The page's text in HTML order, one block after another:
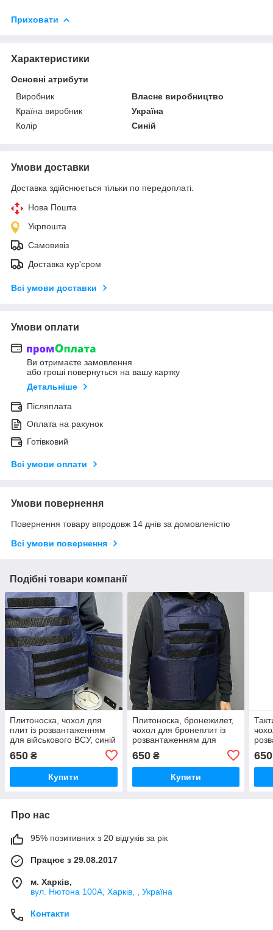
Приховати
Характеристики
Основні атрибути
Виробник
Власне виробництво
Країна виробник
Україна
Колір
Синій
Умови доставки
Доставка здійснюється тільки по передоплаті.
Нова Пошта
Укрпошта
Самовивіз
Доставка кур'єром
Всі умови доставки
Умови оплати
Ви отримаєте замовлення
або гроші повернуться на вашу картку
Детальніше
Післяплата
Оплата на рахунок
Готівковий
Всі умови оплати
Умови повернення
Повернення товару впродовж 14 днів за домовленістю
Всі умови повернення
Подібні товари компанії
Плитоноска, чохол для
плит із розвантаженням
для військового ВСУ, синій
650 ₴
Купити
Плитоноска, бронежилет,
чохол для бронеплит із
розвантаженням для
текстильний
650₴
Купити
650
Про нас
95% позитивних з 20 відгуків за рік
Працює з 29.08.2017
м. Харків,
вул. Нютона 100А, Харків, , Україна
Контакти